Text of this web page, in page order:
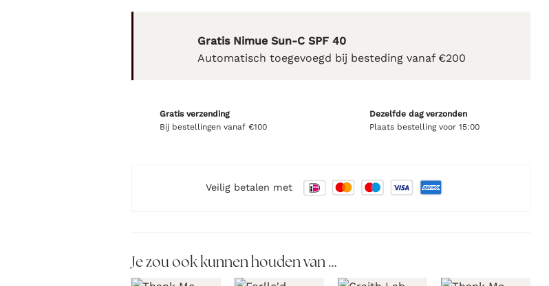
Gratis Nimue Sun-C SPF 40
Automatisch toegevoegd bij besteding vanaf €200
Gratis verzending
Bij bestellingen vanaf €100
Dezelfde dag verzonden
Plaats bestelling voor 15:00
Veilig betalen met
Je zou ook kunnen houden van …